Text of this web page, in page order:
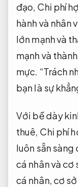
đạo, Chi phí
hành và nhân
lớn mạnh và
mạnh và
mực. “Trách
bạn là sự
Với bề dày
thuê, Chi phí
luôn sẵn sàng
cá nhân và cơ
cá nhân, cơ